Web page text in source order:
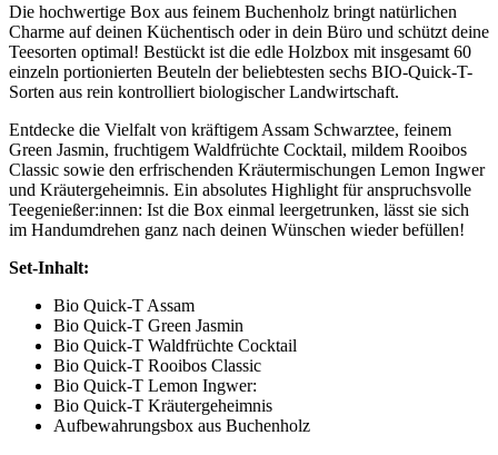
Die hochwertige Box aus feinem Buchenholz bringt natürlichen
Charme auf deinen Küchentisch oder in dein Büro und schützt deine
Teesorten optimal! Bestückt ist die edle Holzbox mit insgesamt 60
einzeln portionierten Beuteln der beliebtesten sechs BIO-Quick-T-
Sorten aus rein kontrolliert biologischer Landwirtschaft.
Entdecke die Vielfalt von kräftigem Assam Schwarztee, feinem
Green Jasmin, fruchtigem Waldfrüchte Cocktail, mildem Rooibos
Classic sowie den erfrischenden Kräutermischungen Lemon Ingwer
und Kräutergeheimnis. Ein absolutes Highlight für anspruchsvolle
Teegenießer:innen: Ist die Box einmal leergetrunken, lässt sie sich
im Handumdrehen ganz nach deinen Wünschen wieder befüllen!
Set-Inhalt:
Bio Quick-T Assam
Bio Quick-T Green Jasmin
Bio Quick-T Waldfrüchte Cocktail
Bio Quick-T Rooibos Classic
Bio Quick-T Lemon Ingwer:
Bio Quick-T Kräutergeheimnis
Aufbewahrungsbox aus Buchenholz